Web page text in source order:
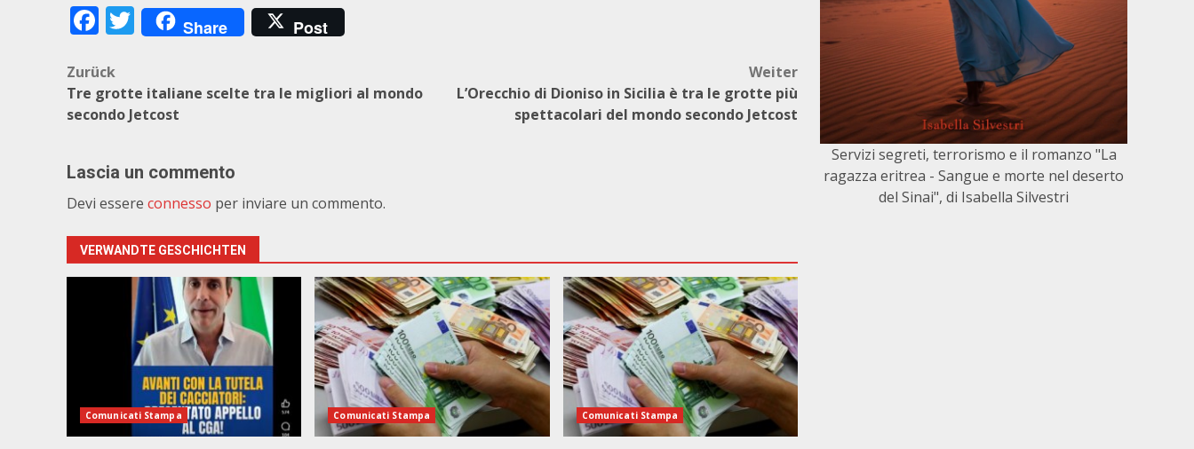
Facebook
Twitter
Share Post
Beitragsnavigation
Zurück
Tre grotte italiane scelte tra le migliori al mondo
secondo Jetcost
Weiter
L’Orecchio di Dioniso in Sicilia è tra le grotte più
spettacolari del mondo secondo Jetcost
Lascia un commento
Devi essere connesso per inviare un commento.
VERWANDTE GESCHICHTEN
Comunicati Stampa Comunicati Stampa Comunicati Stampa
Servizi segreti, terrorismo e il romanzo "La
ragazza eritrea - Sangue e morte nel deserto
del Sinai", di Isabella Silvestri